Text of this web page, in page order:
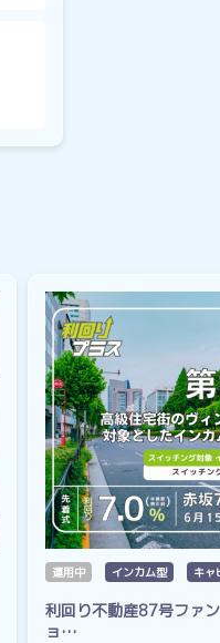
運用中 インカム型 キャ
利回り不動産87号ファ
ョ…